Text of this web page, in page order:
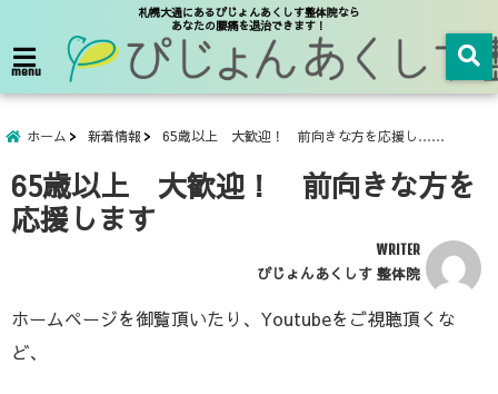
札幌大通にあるぴじょんあくしす整体院なら
あなたの腰痛を退治できます！
menu
ホーム 新着情報 65歳以上 大歓迎！ 前向きな方を応援し……
65歳以上 大歓迎！ 前向きな方を
応援します
WRITER
ぴじょんあくしす 整体院
ホームページを御覧頂いたり、Youtubeをご視聴頂くな
ど、